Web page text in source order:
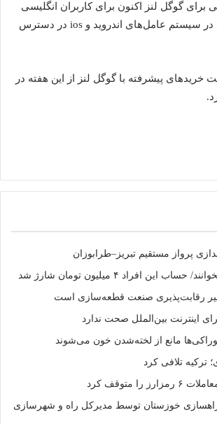
گوگل لنز اکنون برای کاربران انگلیسی
زبان در برنامه گوگل در سیستم عامل‌های اندروید و ios در دسترس
پیشرفته با گوگل لنز از این هفته در
پرواز مستقیم تبریز–طرابوزان
این افراد ۴ میلیون تومان شارژ شد
رقابت‌پذیری صنعت قطعه‌سازی است
مانع از لخته‌شدن خون می‌شوند
ترکیه تلافی کرد
متوقف کرد
خوزستان توسط مدیرکل راه و شهرسازی